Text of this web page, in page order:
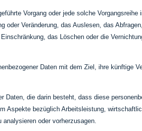
Vorgang oder jede solche
Veränderung, das Auslesen, das
das Löschen oder die
Daten mit dem Ziel, ihre künftige
Daten, die darin besteht, dass diese
Aspekte bezüglich Arbeitsleistung,
oder vorherzusagen.